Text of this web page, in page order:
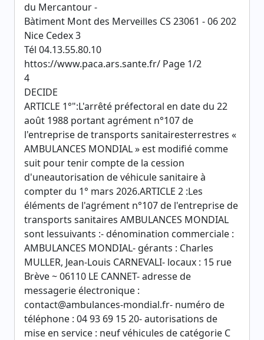
du Mercantour -
Bàtiment Mont des Merveilles CS 23061 - 06 202
Nice Cedex 3
Tél 04.13.55.80.10
httos://www.paca.ars.sante.fr/ Page 1/2
4
DECIDE
ARTICLE 1°":L'arrêté préfectoral en date du 22
août 1988 portant agrément n°107 de
l'entreprise de transports sanitairesterrestres «
AMBULANCES MONDIAL » est modifié comme
suit pour tenir compte de la cession
d'uneautorisation de véhicule sanitaire à
compter du 1° mars 2026.ARTICLE 2 :Les
éléments de l'agrément n°107 de l'entreprise de
transports sanitaires AMBULANCES MONDIAL
sont lessuivants :- dénomination commerciale :
AMBULANCES MONDIAL- gérants : Charles
MULLER, Jean-Louis CARNEVALI- locaux : 15 rue
Brève ~ 06110 LE CANNET- adresse de
messagerie électronique :
contact@ambulances-mondial.fr- numéro de
téléphone : 04 93 69 15 20- autorisations de
mise en service : neuf véhicules de catégorie C